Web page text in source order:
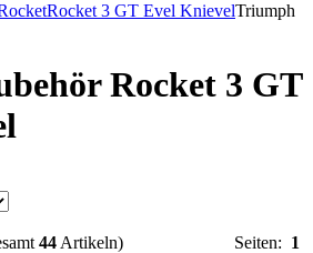
Rocket 3 GT Evel KnievelTriumph
Rocket 3 GT
44 Artikeln) Seiten: 1